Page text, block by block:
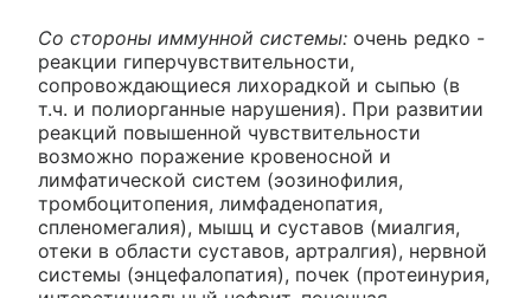
Со стороны иммунной системы: очень редко -
реакции гиперчувствительности,
сопровождающиеся лихорадкой и сыпью (в
т.ч. и полиорганные нарушения). При развитии
реакций повышенной чувствительности
возможно поражение кровеносной и
лимфатической систем (эозинофилия,
тромбоцитопения, лимфаденопатия,
спленомегалия), мышц и суставов (миалгия,
отеки в области суставов, артралгия), нервной
системы (энцефалопатия), почек (протеинурия,